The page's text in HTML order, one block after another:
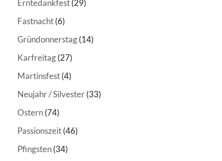
Erntedankfest(29)
Fastnacht(6)
Gründonnerstag(14)
Karfreitag(27)
Martinsfest(4)
Neujahr / Silvester(33)
Ostern(74)
Passionszeit(46)
Pfingsten(34)